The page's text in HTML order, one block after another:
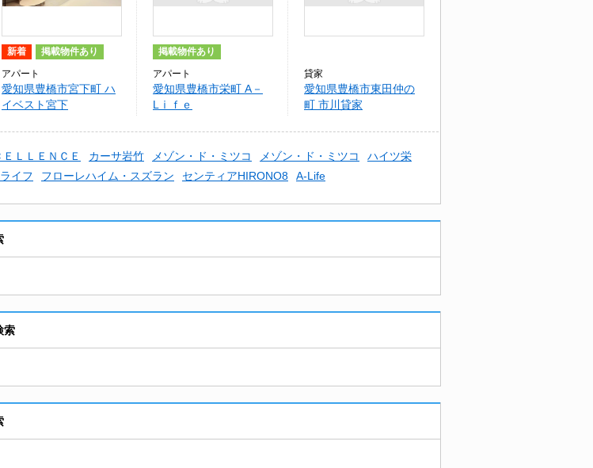
新着 掲載物件あり
アパート
愛知県豊橋市宮下町 ハ
イベスト宮下
掲載物件あり
アパート
愛知県豊橋市栄町 A－
Lⅰｆｅ
貸家
愛知県豊橋市東田仲の
町 市川貸家
ＬＬＥＮＣＥ カーサ岩竹 メゾン・ド・ミツコ メゾン・ド・ミツコ
ハイツ栄
イフ フローレハイム・スズラン センティアHIRONO8 A‐Life
索